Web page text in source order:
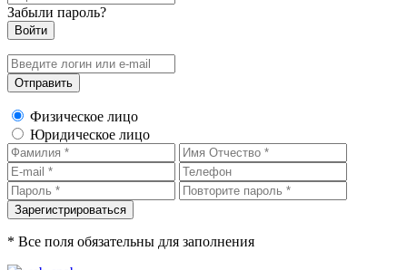
Забыли пароль?
Физическое лицо
Юридическое лицо
* Все поля обязательны для заполнения